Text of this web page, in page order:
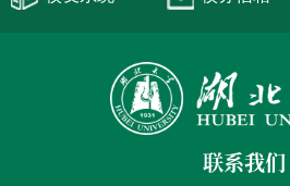
联系我们